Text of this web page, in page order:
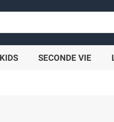
KIDS SECONDE VIE